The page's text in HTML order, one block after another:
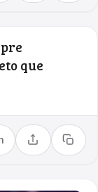
que
Compartilhar
Copiar